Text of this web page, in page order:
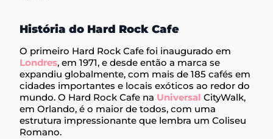
História do Hard Rock Cafe
O primeiro Hard Rock Cafe foi inaugurado em
Londres, em 1971, e desde então a marca se
expandiu globalmente, com mais de 185 cafés em
cidades importantes e locais exóticos ao redor do
mundo. O Hard Rock Cafe na Universal CityWalk,
em Orlando, é o maior de todos, com uma
estrutura impressionante que lembra um Coliseu
Romano.